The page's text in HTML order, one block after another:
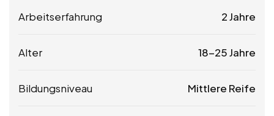
Arbeitserfahrung 2 Jahre
Alter 18-25 Jahre
Bildungsniveau Mittlere Reife